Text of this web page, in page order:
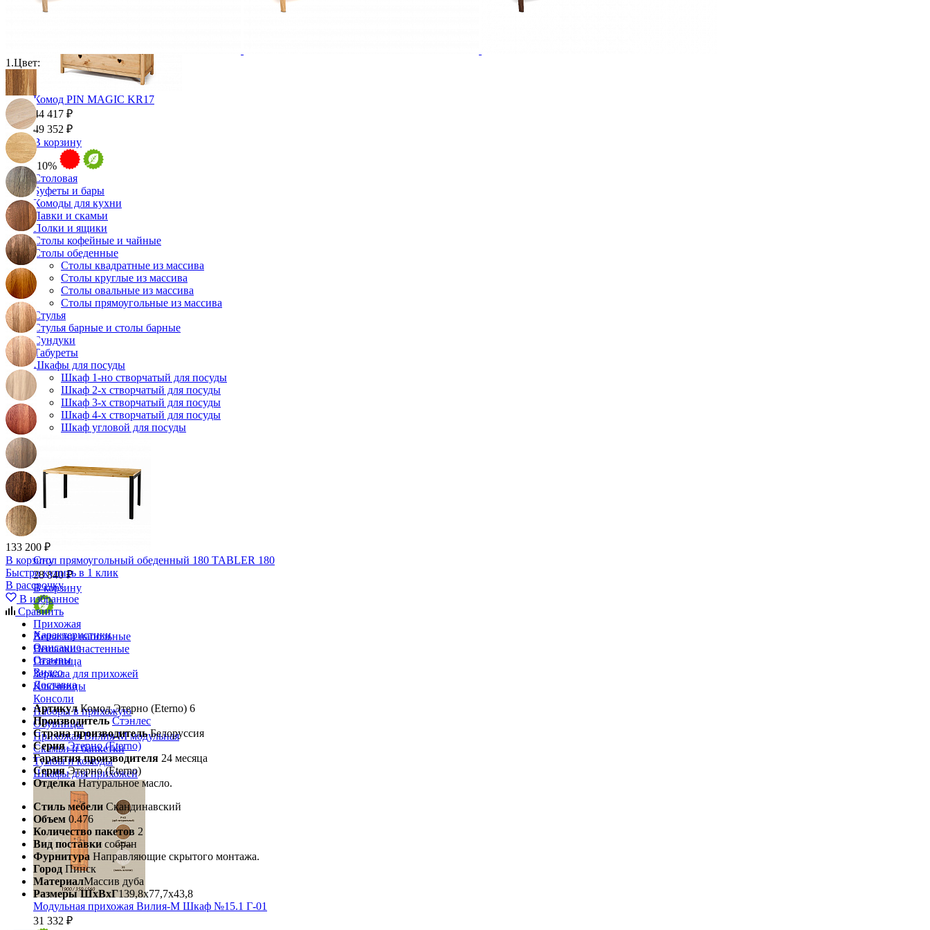
Комод PIN MAGIC KR17
44 417 ₽
49 352 ₽
В корзину
-10%
Столовая
Буфеты и бары
Комоды для кухни
Лавки и скамьи
Полки и ящики
Столы кофейные и чайные
Столы обеденные
Столы квадратные из массива
Столы круглые из массива
Столы овальные из массива
Столы прямоугольные из массива
Стулья
Стулья барные и столы барные
Сундуки
Табуреты
Шкафы для посуды
Шкаф 1-но створчатый для посуды
Шкаф 2-х створчатый для посуды
Шкаф 3-х створчатый для посуды
Шкаф 4-х створчатый для посуды
Шкаф угловой для посуды
Стол прямоугольный обеденный 180 TABLER 180
28 840 ₽
В корзину
Прихожая
Вешалки напольные
Вешалки настенные
Газетница
Зеркала для прихожей
Ключницы
Консоли
Наборы в прихожую
Обувницы
Прихожая Вилия-М модульная
Скамьи и банкетки
Тумбы и комоды
Шкафы для прихожей
Модульная прихожая Вилия-М Шкаф №15.1 Г-01
31 332 ₽
1.Цвет:
133 200 ₽
В корзину
Быстро купить в 1 клик
В рассрочку
В избранное
Сравнить
Характеристики
Описание
Отзывы
Видео
Доставка
Артикул Комод Этерно (Eterno) 6
Производитель Стэнлес
Страна производитель Белоруссия
Серия Этерно (Eterno)
Гарантия производителя 24 месяца
Серия Этерно (Eterno)
Отделка Натуральное масло.
Стиль мебели Скандинавский
Объем 0.476
Количество пакетов 2
Вид поставки собран
Фурнитура Направляющие скрытого монтажа.
Город Пинск
МатериалМассив дуба
Размеры ШхВхГ139,8х77,7х43,8